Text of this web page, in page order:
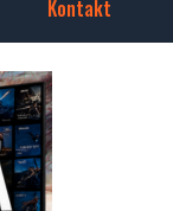
Kontakt